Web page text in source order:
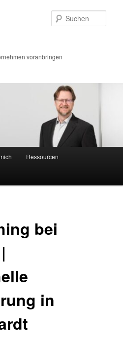
voranbringen
Ressourcen
bei
in